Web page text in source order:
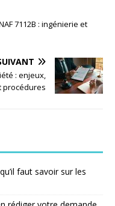
7112B : ingénierie et
: enjeux,
procédures
faut savoir sur les